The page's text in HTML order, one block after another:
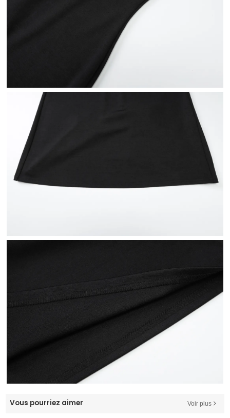
Vous pourriez aimer Voir plus